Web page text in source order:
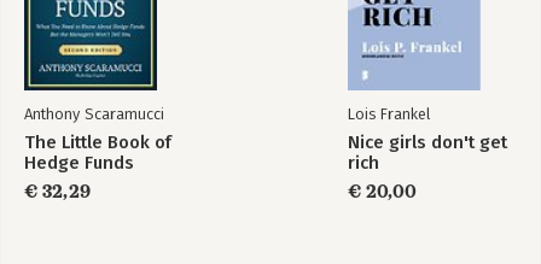
Anthony Scaramucci
The Little Book of
Hedge Funds
€ 32,29
Lois Frankel
Nice girls don't get
rich
€ 20,00